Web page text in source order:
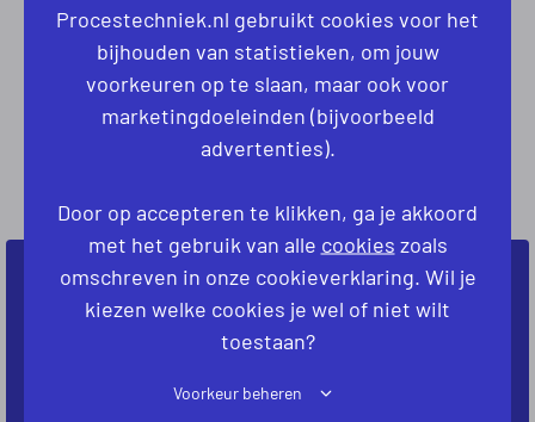
Ieder met z’n eigen expertise maar verbonden door
bevlogenheid. Deskundigheid en flexibiliteit zijn
vanzelfsprekend, aangevuld met veel
enthousiasme en een open mind.
GEVONDEN
NIET DIRECT JOUW IDEALE VACATURE
GEVONDEN?
we samen naar de mogelijkheden.
Procestechniek.nl gebruikt cookies voor het
bijhouden van statistieken, om jouw
voorkeuren op te slaan, maar ook voor
marketingdoeleinden (bijvoorbeeld
advertenties).
Door op accepteren te klikken, ga je akkoord
met het gebruik van alle cookies zoals
omschreven in onze cookieverklaring. Wil je
kiezen welke cookies je wel of niet wilt
toestaan?
Voorkeur beheren